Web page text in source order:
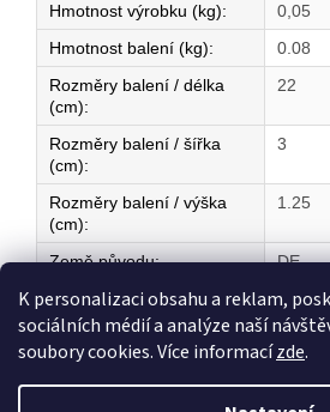
K personalizaci obsahu a reklam,
sociálních médií a analýze naší
soubory cookies. Více informacízde.
Hmotnost výrobku (kg):
0,05
Hmotnost balení (kg):
0.08
Rozměry balení / délka
(cm):
22
Rozměry balení / šířka
(cm):
3
Rozměry balení / výška
(cm):
1.25
Země původu: DE